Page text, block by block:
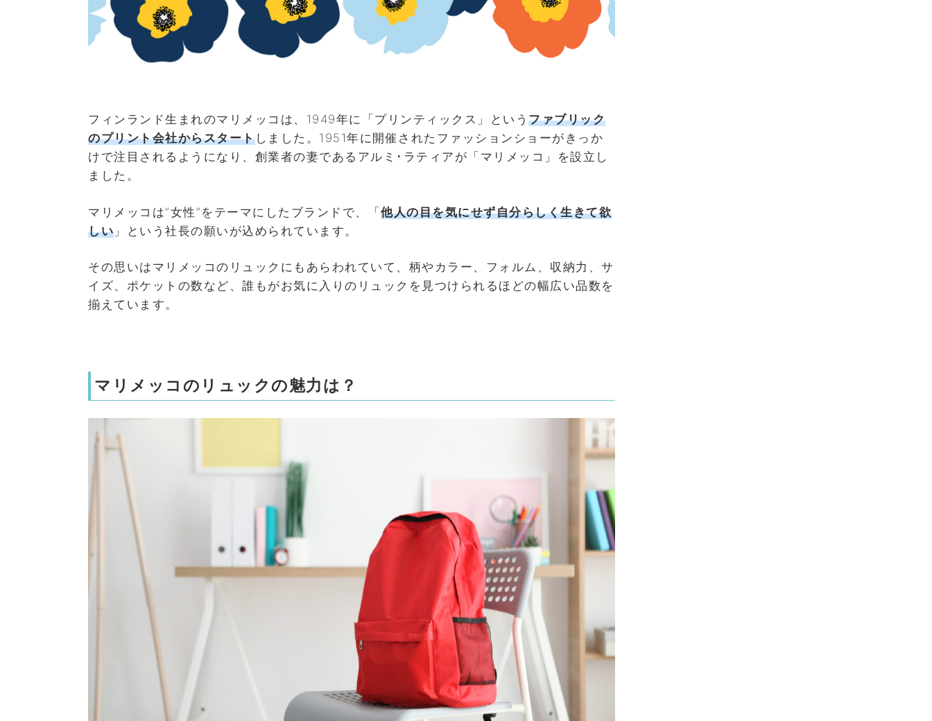
フィンランド生まれのマリメッコは、1949年に「プリンティックス」という ファブリック
のプリント会社からスタートしました。1951年に開催されたファッションショーがきっか
けで注目されるようになり、創業者の妻であるアルミ･ラティアが「マリメッコ」を設立し
ました。
マリメッコは”女性”をテーマにしたブランドで、「他人の目を気にせず自分らしく生きて欲
しい 」という社長の願いが込められています。
その思いはマリメッコのリュックにもあらわれていて、柄やカラー、フォルム、収納力、サ
イズ、ポケットの数など、誰もがお気に入りのリュックを見つけられるほどの幅広い品数を
揃えています。
マリメッコのリュックの魅力は？